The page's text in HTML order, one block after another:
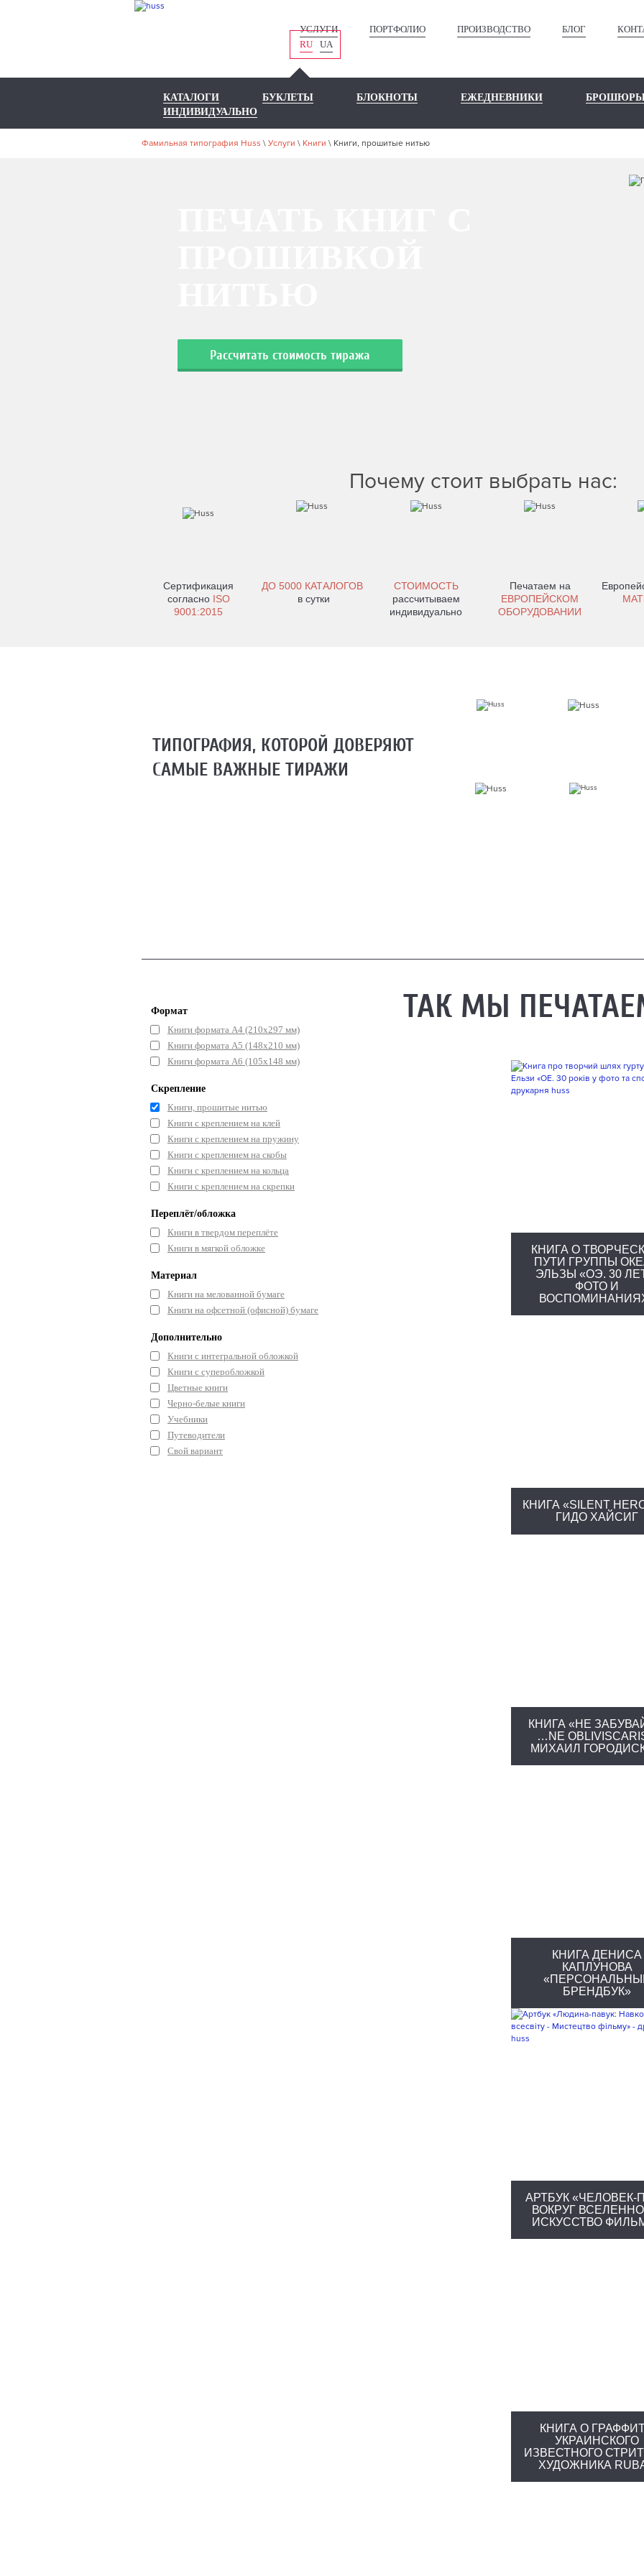
УСЛУГИ ПОРТФОЛИО ПРОИЗВОДСТВО БЛОГ
RU
UA
КАТАЛОГИ БУКЛЕТЫ БЛОКНОТЫ ЕЖЕДНЕВНИКИ
ИНДИВИДУАЛЬНО
Фамильная типография Huss \ Услуги \ Книги \ Книги, прошитые нитью
Рассчитать стоимость тиража
Почему стоит выбрать нас:
Сертификация
согласноISO
9001:2015
ДО 5000 КАТАЛОГОВ
в сутки
СТОИМОСТЬ
рассчитываем
индивидуально
Печатаем на
ЕВРОПЕЙСКОМ
ОБОРУДОВАНИИ
ТИПОГРАФИЯ, КОТОРОЙ ДОВЕРЯЮТ
САМЫЕ ВАЖНЫЕ ТИРАЖИ
Формат
Книги формата А4 (210х297 мм)
Книги формата А5 (148x210 мм)
Книги формата А6 (105x148 мм)
Скрепление
Книги, прошитые нитью
Книги с креплением на клей
Книги с креплением на пружину
Книги с креплением на скобы
Книги с креплением на кольца
Книги с креплением на скрепки
Переплёт/обложка
Книги в твердом переплёте
Книги в мягкой обложке
Материал
Книги на мелованной бумаге
Книги на офсетной (офисной) бумаге
Дополнительно
Книги с интегральной обложкой
Книги с суперобложкой
Цветные книги
Черно-белые книги
Учебники
Путеводители
Свой вариант
ТАК МЫ
КНИГА О
ПУТИ ГРУППЫ
ЭЛЬЗЫ «ОЭ. 30
ФОТО И
КНИГА «SILENT
ГИДО ХАЙСИГ
КНИГА «НЕ
…NE
МИХАИЛ
КНИГА ДЕНИСА
КАПЛУНОВА
БРЕНДБУК»
АРТБУК «ЧЕЛОВЕК-
ВОКРУГ
ИСКУССТВО
КНИГА О
УКРАИНСКОГО
ИЗВЕСТНОГО
ХУДОЖНИКА